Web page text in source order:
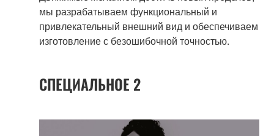
мы разрабатываем функциональный и
привлекательный внешний вид и обеспечиваем
изготовление с безошибочной точностью.
СПЕЦИАЛЬНОЕ 2